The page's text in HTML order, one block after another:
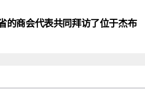
的商会代表共同拜访了位于杰布